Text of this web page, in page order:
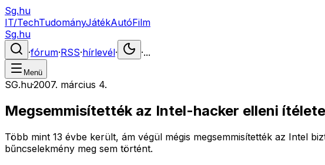
Sg.hu
IT/TechTudományJátékAutóFilm
Sg.hu
·fórum·RSS·hírlevél· ·...
Menü
SG.hu·2007. március 4.
Megsemmisítették az Intel-hacker elleni
Több mint 13 évbe került, ám végül mégis megsemmisítették az Intel
bűncselekmény meg sem történt.